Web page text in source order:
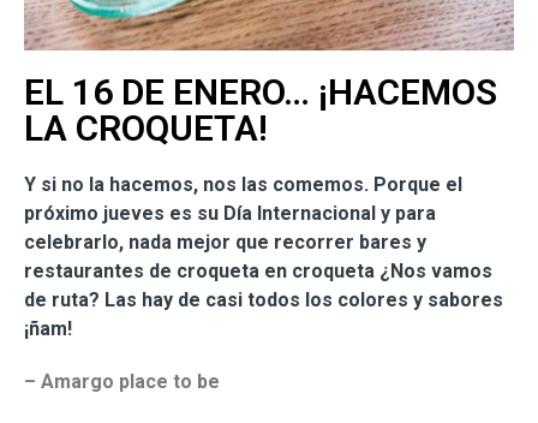
EL 16 DE ENERO… ¡HACEMOS
LA CROQUETA!
Y si no la hacemos, nos las comemos. Porque el
próximo jueves es su Día Internacional y para
celebrarlo, nada mejor que recorrer bares y
restaurantes de croqueta en croqueta ¿Nos vamos
de ruta? Las hay de casi todos los colores y sabores
¡ñam!
– Amargo place to be